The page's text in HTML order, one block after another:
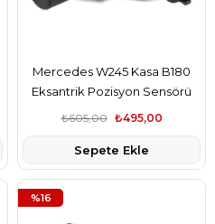
Mercedes W245 Kasa B180
Eksantrik Pozisyon Sensörü
Bsg Marka A2729050043
₺495,00
₺605,00
Sepete Ekle
%16